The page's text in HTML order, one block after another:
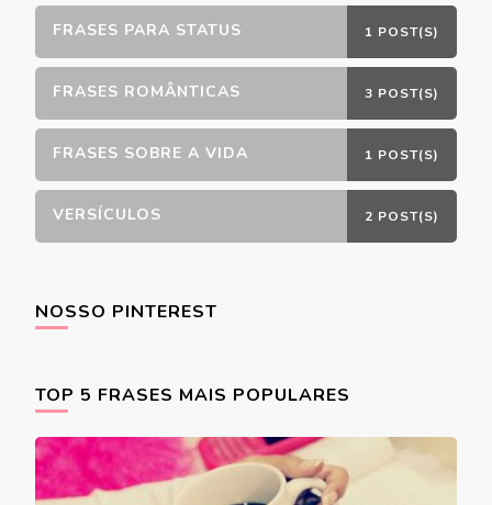
FRASES PARA STATUS 1 POST(S)
FRASES ROMÂNTICAS 3 POST(S)
FRASES SOBRE A VIDA 1 POST(S)
VERSÍCULOS 2 POST(S)
NOSSO PINTEREST
TOP 5 FRASES MAIS POPULARES